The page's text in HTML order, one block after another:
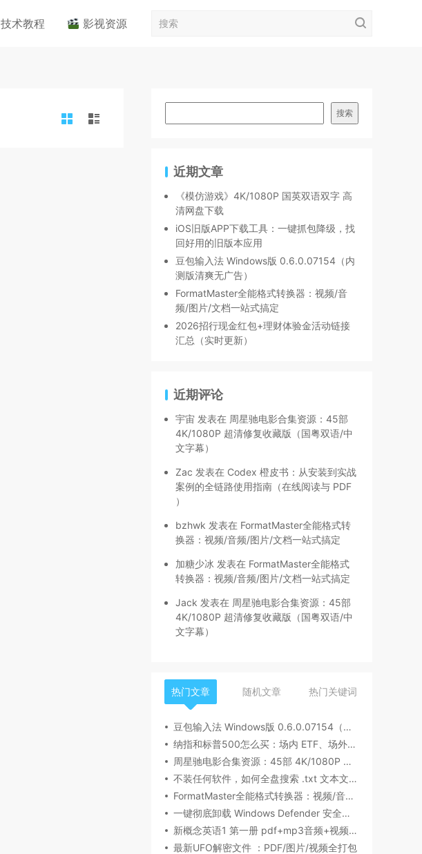
技术教程 影视资源
搜索
近期文章
《模仿游戏》4K/1080P 国英双语双字 高
清网盘下载
iOS旧版APP下载工具：一键抓包降级，找
回好用的旧版本应用
豆包输入法 Windows版 0.6.0.07154（内
测版清爽无广告）
FormatMaster全能格式转换器：视频/音
频/图片/文档一站式搞定
2026招行现金红包+理财体验金活动链接
汇总（实时更新）
近期评论
宇宙 发表在 周星驰电影合集资源：45部
4K/1080P 超清修复收藏版（国粤双语/中
文字幕）
Zac 发表在 Codex 橙皮书：从安装到实战
案例的全链路使用指南（在线阅读与 PDF
）
bzhwk 发表在 FormatMaster全能格式转
换器：视频/音频/图片/文档一站式搞定
加糖少冰 发表在 FormatMaster全能格式
转换器：视频/音频/图片/文档一站式搞定
Jack 发表在 周星驰电影合集资源：45部
4K/1080P 超清修复收藏版（国粤双语/中
文字幕）
热门文章 随机文章 热门关键词
豆包输入法 Windows版 0.6.0.07154（内测版清爽无广告）
纳指和标普500怎么买：场内 ETF、场外基金一次讲清楚（2026 最新版）
周星驰电影合集资源：45部 4K/1080P 超清修复收藏版（国粤双语/中文字幕）
不装任何软件，如何全盘搜索 .txt 文本文件内容？Windows / Linux / macOS 的命令行指南
FormatMaster全能格式转换器：视频/音频/图片/文档一站式搞定
一键彻底卸载 Windows Defender 安全中心（Win10/Win11通用）
新概念英语1 第一册 pdf+mp3音频+视频下载（美音版+英音版）
最新UFO解密文件 ：PDF/图片/视频全打包